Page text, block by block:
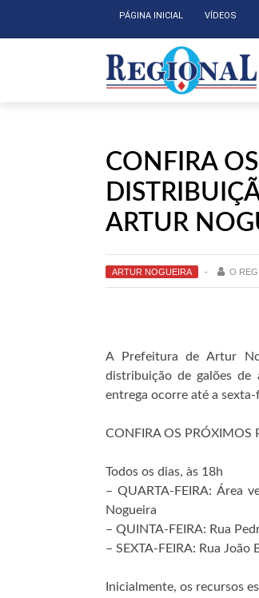
PÁGINA INICIAL VÍDEOS
CONFIRA
ARTUR
ARTUR NOGUEIRA O
A Prefeitura de Artur
distribuição de galões de
entrega ocorre até a
CONFIRA OS PRÓXIMOS
Todos os dias, às 18h
– QUARTA-FEIRA: Área
Nogueira
– QUINTA-FEIRA: Rua
– SEXTA-FEIRA: Rua
Inicialmente, os recursos